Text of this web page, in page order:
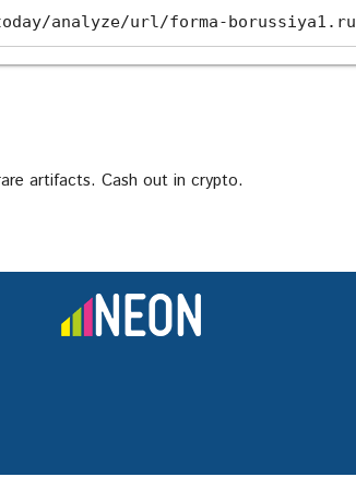
analyze/url/forma-borussiya1.ru
artifacts. Cash out in crypto.